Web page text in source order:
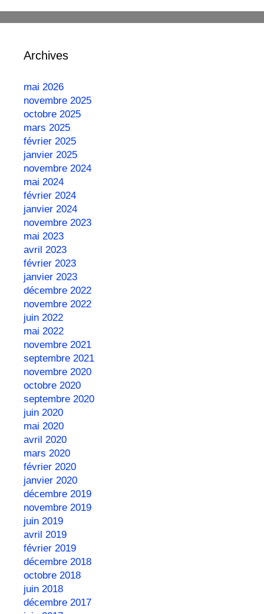
Archives
mai 2026
novembre 2025
octobre 2025
mars 2025
février 2025
janvier 2025
novembre 2024
mai 2024
février 2024
janvier 2024
novembre 2023
mai 2023
avril 2023
février 2023
janvier 2023
décembre 2022
novembre 2022
juin 2022
mai 2022
novembre 2021
septembre 2021
novembre 2020
octobre 2020
septembre 2020
juin 2020
mai 2020
avril 2020
mars 2020
février 2020
janvier 2020
décembre 2019
novembre 2019
juin 2019
avril 2019
février 2019
décembre 2018
octobre 2018
juin 2018
décembre 2017